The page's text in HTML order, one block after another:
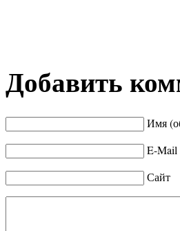
Добавить
Имя
E-Mail
Сайт